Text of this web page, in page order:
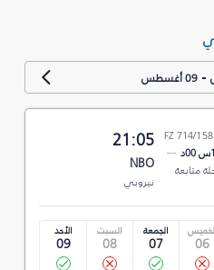
-09 أغسطس
21:05
NBO
نيروبي
06
الجمعة
07
السبت
08
الأحد
09